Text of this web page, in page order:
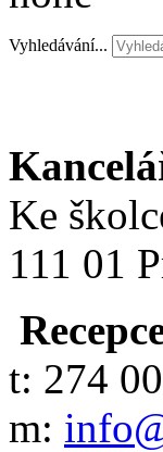
Vyhledávání...
Ke
111 01
t: 274
m: